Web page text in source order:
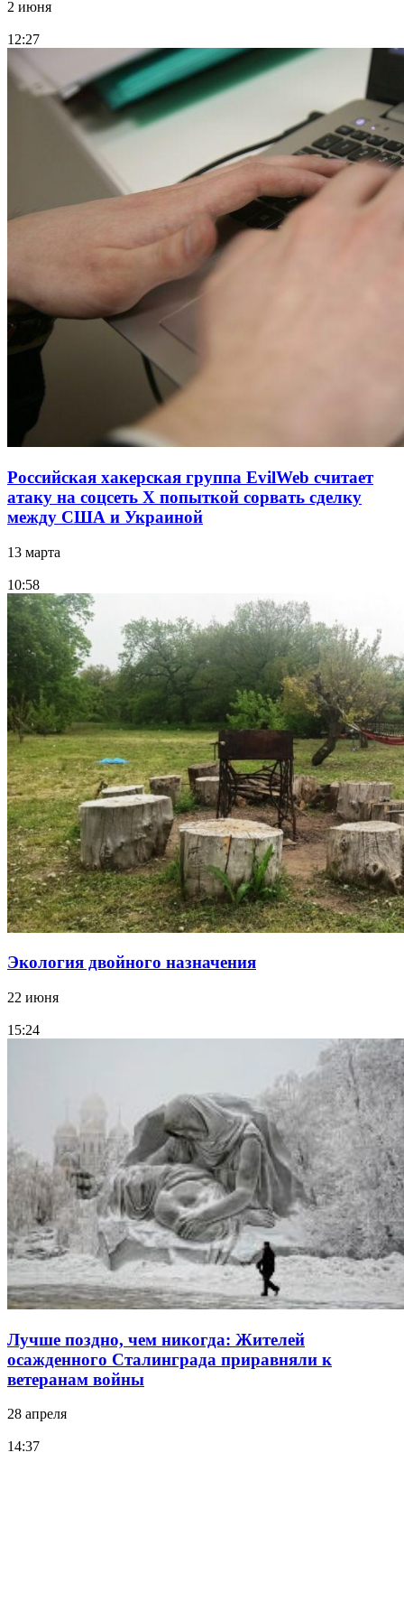
2 июня
12:27
Российская хакерская группа EvilWeb считает
атаку на соцсеть Х попыткой сорвать сделку
между США и Украиной
13 марта
10:58
Экология двойного назначения
22 июня
15:24
Лучше поздно, чем никогда: Жителей
осажденного Сталинграда приравняли к
ветеранам войны
28 апреля
14:37